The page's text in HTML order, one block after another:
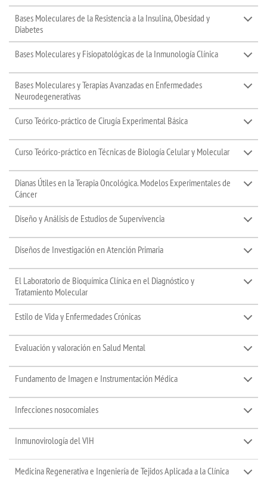
Bases Moleculares de la Resistencia a la Insulina, Obesidad y
Diabetes
Bases Moleculares y Fisiopatológicas de la Inmunología Clínica
Bases Moleculares y Terapias Avanzadas en Enfermedades
Neurodegenerativas
Curso Teórico-práctico de Cirugía Experimental Básica
Curso Teórico-práctico en Técnicas de Biología Celular y Molecular
Dianas Útiles en la Terapia Oncológica. Modelos Experimentales de
Cáncer
Diseño y Análisis de Estudios de Supervivencia
Diseños de Investigación en Atención Primaria
El Laboratorio de Bioquímica Clínica en el Diagnóstico y
Tratamiento Molecular
Estilo de Vida y Enfermedades Crónicas
Evaluación y valoración en Salud Mental
Fundamento de Imagen e Instrumentación Médica
Infecciones nosocomiales
Inmunovirología del VIH
Medicina Regenerativa e Ingeniería de Tejidos Aplicada a la Clínica